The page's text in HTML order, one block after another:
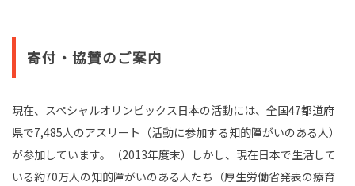
寄付・協賛のご案内
現在、スペシャルオリンピックス日本の活動には、全国47都道府
県で7,485人のアスリート（活動に参加する知的障がいのある人）
が参加しています。（2013年度末）しかし、現在日本で生活して
いる約70万人の知的障がいのある人たち（厚生労働省発表の療育